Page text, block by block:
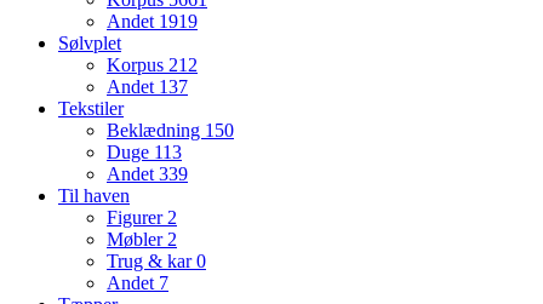
Andet 1919
Sølvplet
Korpus 212
Andet 137
Tekstiler
Beklædning 150
Duge 113
Andet 339
Til haven
Figurer 2
Møbler 2
Trug & kar0
Andet 7